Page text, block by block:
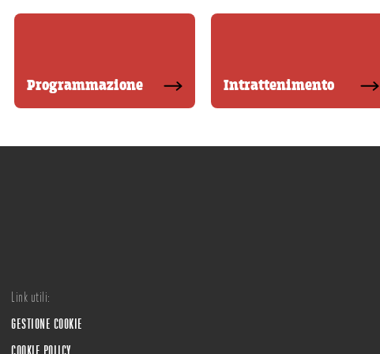
Programmazione Intrattenimento
Link utili:
GESTIONE COOKIE
COOKIE POLICY